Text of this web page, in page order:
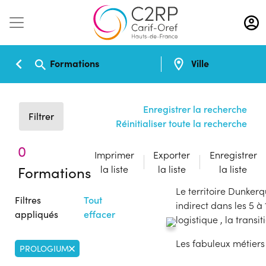
Aller
au
contenu
Formations Ville
Filtrer
Enregistrer la recherche
Réinitialiser toute la recherche
0
Formations
Imprimer
la liste
Exporter
la liste
Enregistrer
la liste
Filtres
appliqués
Tout
effacer
PROLOGIUM
Le territoire
indirect dans les 5 à
logistique , la
Les fabuleux